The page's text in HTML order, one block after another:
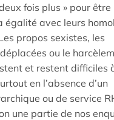
attentes
touristiques
des carrières en tourisme
femmes-hommes
fois plus » pour être
égalité avec leurs
propos sexistes, les
ou le
et restent difficiles
en l’absence d’un
ou de service
une partie de nos